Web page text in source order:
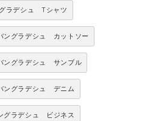
ラデシュ Tシャツ
ングラデシュ カットソー
ングラデシュ サンプル
ングラデシュ デニム
グラデシュ ビジネス